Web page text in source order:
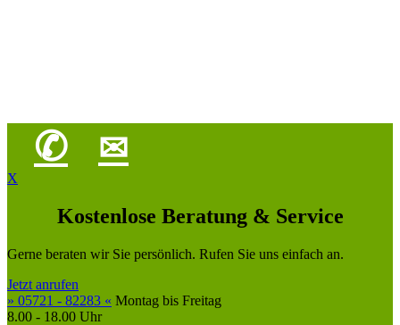
✆ ✉
X
Kostenlose Beratung & Service
Gerne beraten wir Sie persönlich. Rufen Sie uns einfach an.
Jetzt anrufen
» 05721 - 82283 « Montag bis Freitag
8.00 - 18.00 Uhr